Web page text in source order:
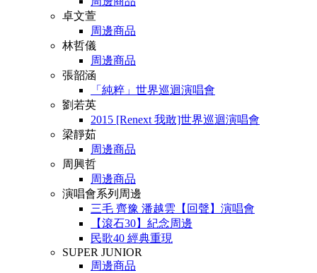
卓文萱
周邊商品
林哲儀
周邊商品
張韶涵
「純粹」世界巡迴演唱會
劉若英
2015 [Renext 我敢]世界巡迴演唱會
梁靜茹
周邊商品
周興哲
周邊商品
演唱會系列周邊
三毛 齊豫 潘越雲【回聲】演唱會
【滾石30】紀念周邊
民歌40 經典重現
SUPER JUNIOR
周邊商品